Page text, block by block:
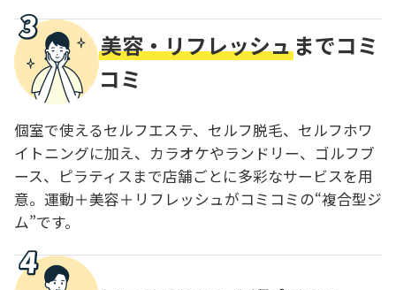
美容・リフレッシュまでコミ
コミ
個室で使えるセルフエステ、セルフ脱毛、セルフホワ
イトニングに加え、カラオケやランドリー、ゴルフブ
ース、ピラティスまで店舗ごとに多彩なサービスを用
意。運動＋美容＋リフレッシュがコミコミの“複合型ジ
ム”です。